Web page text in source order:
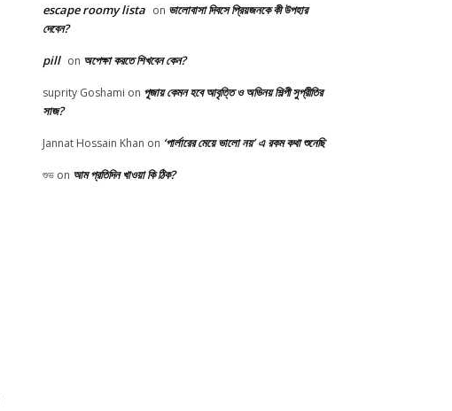
escape roomy lista on ভালোবাসা দিবসে প্রিয়জনকে কী উপহার
দেবেন?
pill on অপেক্ষা করতে শিখবেন কেন?
suprity Goshami on পূজায় কেমন হবে আবৃত্তি ও অভিনয় শিল্পী সুপ্রীতির
সাজ?
Jannat Hossain Khan on ‘পার্লারের মেয়ে ভালো নয়’ এ রকম কথা শুনেছি
শুভ on আম প্রতিদিন খাওয়া কি ঠিক?